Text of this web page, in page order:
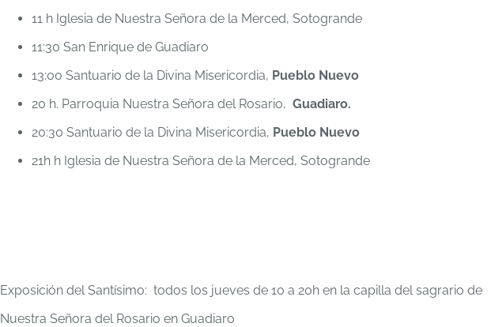
11 h Iglesia de Nuestra Señora de la Merced, Sotogrande
11:30 San Enrique de Guadiaro
13:00 Santuario de la Divina Misericordia, Pueblo Nuevo
20 h. Parroquia Nuestra Señora del Rosario, Guadiaro.
20:30 Santuario de la Divina Misericordia, Pueblo Nuevo
21h h Iglesia de Nuestra Señora de la Merced, Sotogrande
Exposición del Santísimo: todos los jueves de 10 a 20h en la capilla del sagrario de
Nuestra Señora del Rosario en Guadiaro